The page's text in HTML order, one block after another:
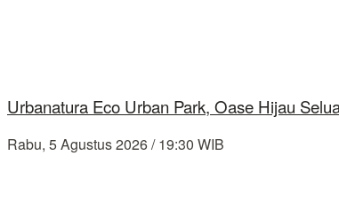
Urbanatura Eco Urban Park, Oase Hijau
Rabu, 5 Agustus 2026 / 19:30 WIB